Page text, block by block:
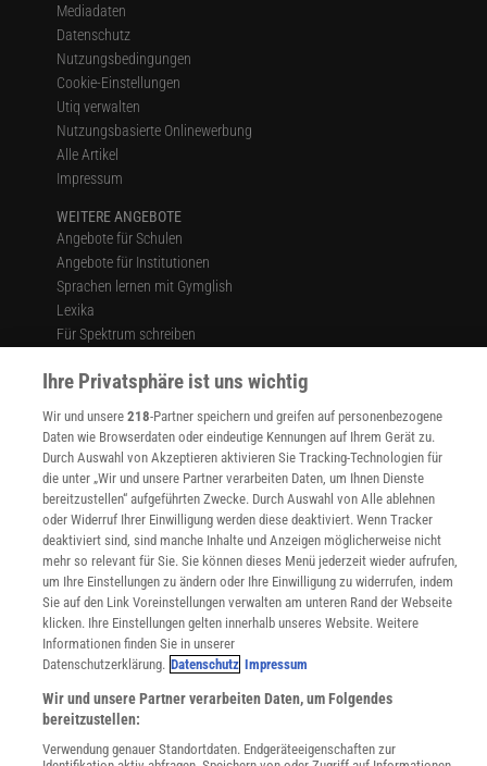
Mediadaten
Datenschutz
Nutzungsbedingungen
Cookie-Einstellungen
Utiq verwalten
Nutzungsbasierte Onlinewerbung
Alle Artikel
Impressum
WEITERE ANGEBOTE
Angebote für Schulen
Angebote für Institutionen
Sprachen lernen mit Gymglish
Lexika
Für Spektrum schreiben
KielSCN
Wissenschaft in die Schulen
SciLogs
Uns finden Sie auch hier:
Ihre Privatsphäre ist uns wichtig
Wir und unsere218-Partner speichern und greifen auf personenbezogene
Daten wie Browserdaten oder eindeutige Kennungen auf Ihrem Gerät zu.
Durch Auswahl von Akzeptieren aktivieren Sie Tracking-Technologien für
die unter „Wir und unsere Partner verarbeiten Daten, um Ihnen Dienste
bereitzustellen“ aufgeführten Zwecke. Durch Auswahl von Alle ablehnen
oder Widerruf Ihrer Einwilligung werden diese deaktiviert. Wenn Tracker
deaktiviert sind, sind manche Inhalte und Anzeigen möglicherweise nicht
mehr so relevant für Sie. Sie können dieses Menü jederzeit wieder aufrufen,
um Ihre Einstellungen zu ändern oder Ihre Einwilligung zu widerrufen, indem
Sie auf den Link Voreinstellungen verwalten am unteren Rand der Webseite
klicken. Ihre Einstellungen gelten innerhalb unseres Website. Weitere
Informationen finden Sie in unserer
Datenschutzerklärung. Datenschutz Impressum
Wir und unsere Partner verarbeiten Daten, um Folgendes
bereitzustellen:
Verwendung genauer Standortdaten. Endgeräteeigenschaften zur